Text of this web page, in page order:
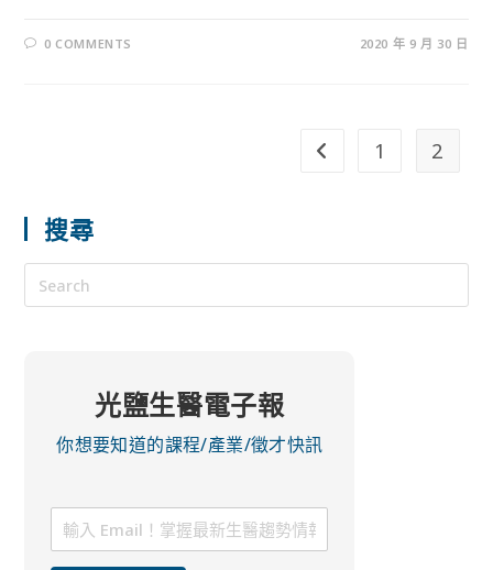
0 COMMENTS 2020 年 9 月 30 日
1 2
搜尋
光鹽生醫電子報
你想要知道的課程/產業/徵才快訊